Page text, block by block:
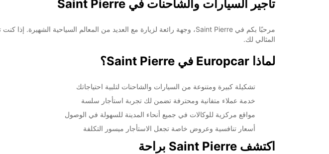
تأجير السيارات والشاحنات في Saint Pierre
المثالي لك.
لماذا Europcar في Saint Pierre؟
تشكيلة كبيرة ومتنوعة من السيارات والشاحنات لتلبية احتياجاتك
خدمة عملاء متفانية ومحترفة تضمن لك تجربة استأجار سلسة
مواقع مركزية للوكالات في جميع أنحاء المدينة للسهولة في الوصول
أسعار تنافسية وعروض خاصة تجعل الاستأجار ميسور التكلفة
اكتشف Saint Pierre براحة